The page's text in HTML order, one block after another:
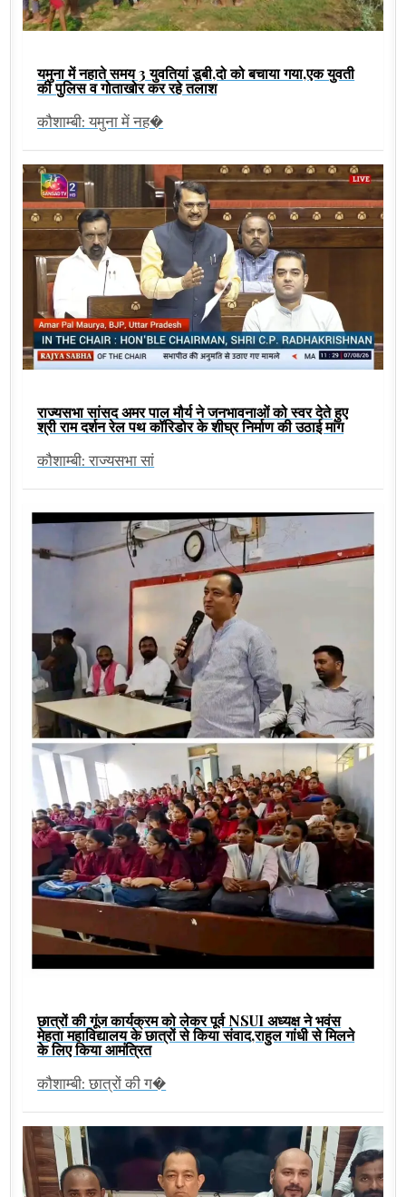
यमुना में नहाते समय 3 युवतियां डूबी,दो को बचाया गया,एक युवती
की पुलिस व गोताखोर कर रहे तलाश
कौशाम्बी: यमुना में नह�
राज्यसभा सांसद अमर पाल मौर्य ने जनभावनाओं को स्वर देते हुए
श्री राम दर्शन रेल पथ कॉरिडोर के शीघ्र निर्माण की उठाई मांग
कौशाम्बी: राज्यसभा सां
छात्रों की गूंज कार्यक्रम को लेकर पूर्व NSUI अध्यक्ष ने भवंस
मेहता महाविद्यालय के छात्रों से किया संवाद,राहुल गांधी से मिलने
के लिए किया आमंत्रित
कौशाम्बी: छात्रों की ग�